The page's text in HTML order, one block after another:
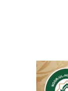
Janab
Umm-